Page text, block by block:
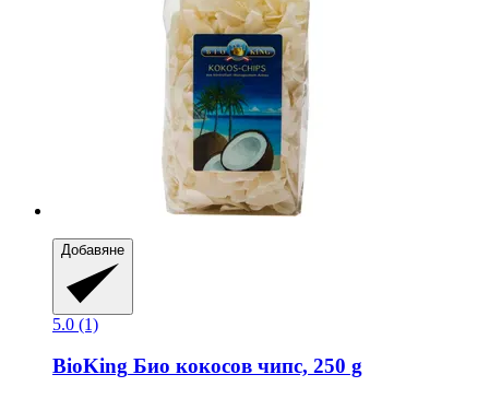
Добавяне
5.0 (1)
BioKing Био кокосов чипс, 250 g